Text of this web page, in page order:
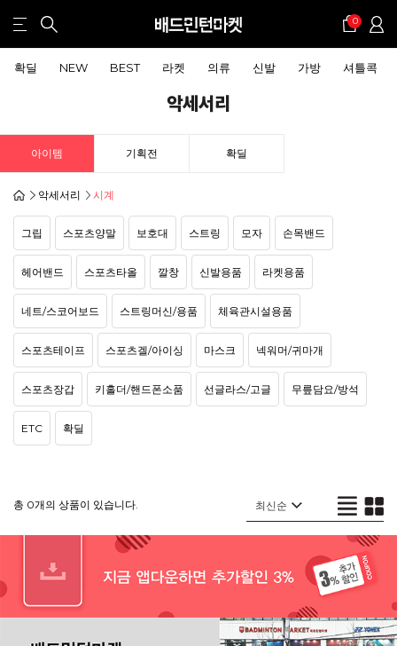
0
확딜 NEW BEST 라켓 의류 신발 가방 셔틀콕
악세서리
아이템 기획전 확딜
악세서리 시계
그립 스포츠양말 보호대 스트링 모자 손목밴드
헤어밴드 스포츠타올 깔창 신발용품 라켓용품
네트/스코어보드 스트링머신/용품 체육관시설용품
스포츠테이프 스포츠겔/아이싱 마스크 넥워머/귀마개
스포츠장갑 키홀더/핸드폰소품 선글라스/고글 무릎담요/방석
ETC 확딜
총 0개의 상품이 있습니다.